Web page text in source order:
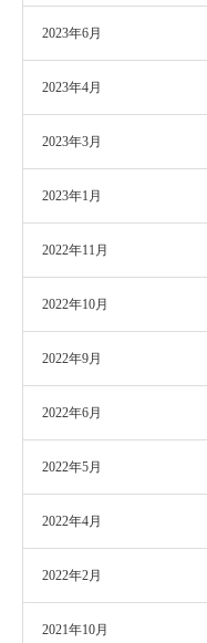
2023年6月
2023年4月
2023年3月
2023年1月
2022年11月
2022年10月
2022年9月
2022年6月
2022年5月
2022年4月
2022年2月
2021年10月